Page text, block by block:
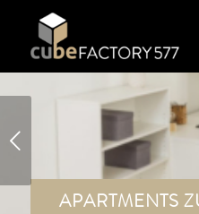
APARTMENTS